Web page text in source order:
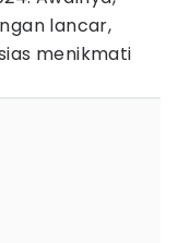
lancar,
menikmati